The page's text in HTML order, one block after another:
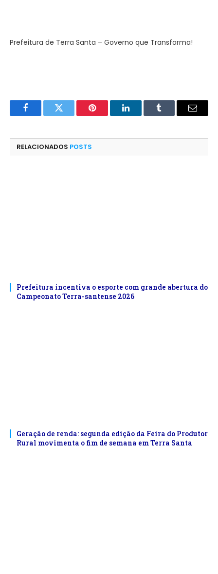
Prefeitura de Terra Santa – Governo que Transforma!
FacebookTwitter Pinterest LinkedInTumblr
E-
RELACIONADOS POSTS
Prefeitura incentiva o esporte com grande abertura do
Campeonato Terra-santense 2026
Geração de renda: segunda edição da Feira do Produtor
Rural movimenta o fim de semana em Terra Santa